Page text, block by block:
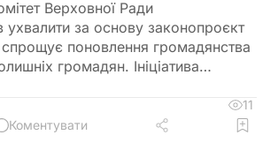
Верховної Ради
за основу законопроєкт
поновлення громадянства
громадян. Ініціатива
мови, історії України та
цієї категорії заявників
11
Коментувати